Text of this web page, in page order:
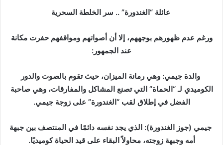
عائلة “الغندورة” .. سر الخلطة السحرية
ورغم عدم ظهورهم بوجههم، إلا أن أصواتهم ومواقفهم حفرت مكانة
عند الجمهور:
والدة جيمي: وهي رمانة الميزان، حيث تقوم بالصوت والدور
الكوميدي لـ “الحماة” التي تصنع المشاكل والمفارقات، وهي صاحبة
الفضل في إطلاق لقب “الغندورة” على زوجة جيمي.
جيمي (جوز الغندورة): الذي يجد نفسه دائمًا في المنتصف بين جبهة
أمه وجبهة زوجته، محاولاً البقاء على قيد الحياة كوميديًا.